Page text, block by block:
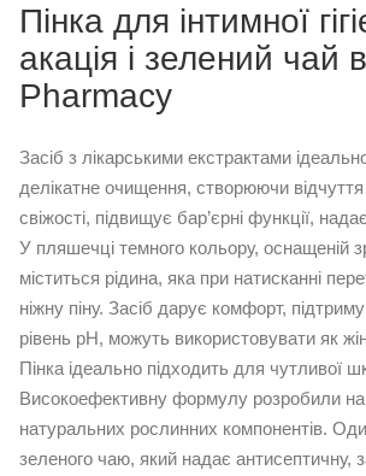
Пінка для інтимної
акація і зелений чай
Pharmacy
Засіб з лікарськими екстрактами
делікатне очищення, створюючи відчуття
свіжості, підвищує бар’єрні функції,
У пляшечці темного кольору, оснащеній
міститься рідина, яка при натисканні
ніжну піну. Засіб дарує комфорт,
рівень рН, можуть використовувати як
Пінка ідеально підходить для чутливої
Високоефективну формулу розробили на
натуральних рослинних компонентів.
зеленого чаю, який надає антисептичну,